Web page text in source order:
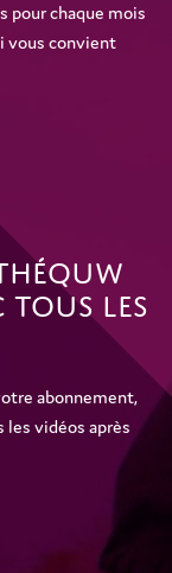
pour chaque mois
vous convient
Les
abonnement,
vidéos après